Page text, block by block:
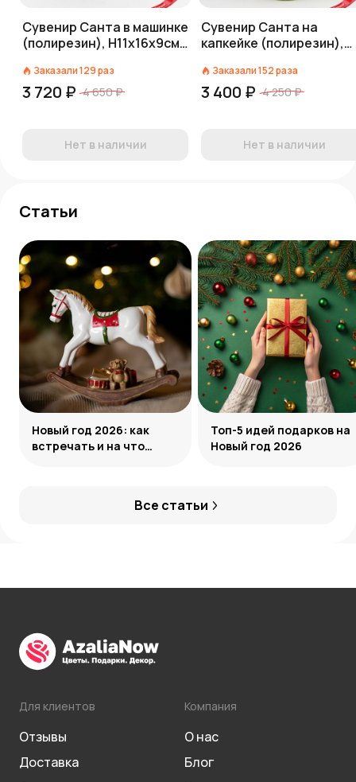
Сувенир Санта в машинке
(полирезин), Н11х16х9см,
Заказали129раз
3 720 ₽ 4 650 ₽
Нет в наличии
Сувенир Санта на
капкейке (полирезин),
Заказали152раза
3 400 ₽ 4 250 ₽
Нет в наличии
Статьи
Все статьи
Новый год 2026: как
встречать и на что
Топ-5 идей подарков на
Новый год 2026
Для клиентов
Отзывы
Доставка
Компания
О нас
Блог